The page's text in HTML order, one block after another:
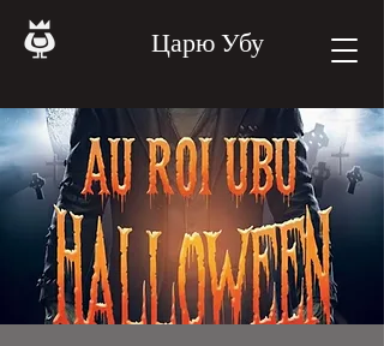
Царю Убу